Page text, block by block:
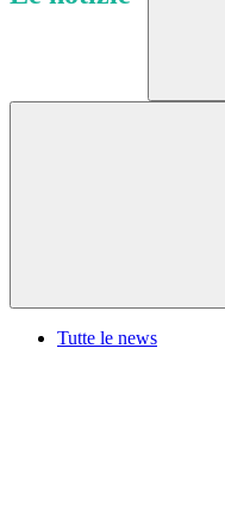
Tutte le news